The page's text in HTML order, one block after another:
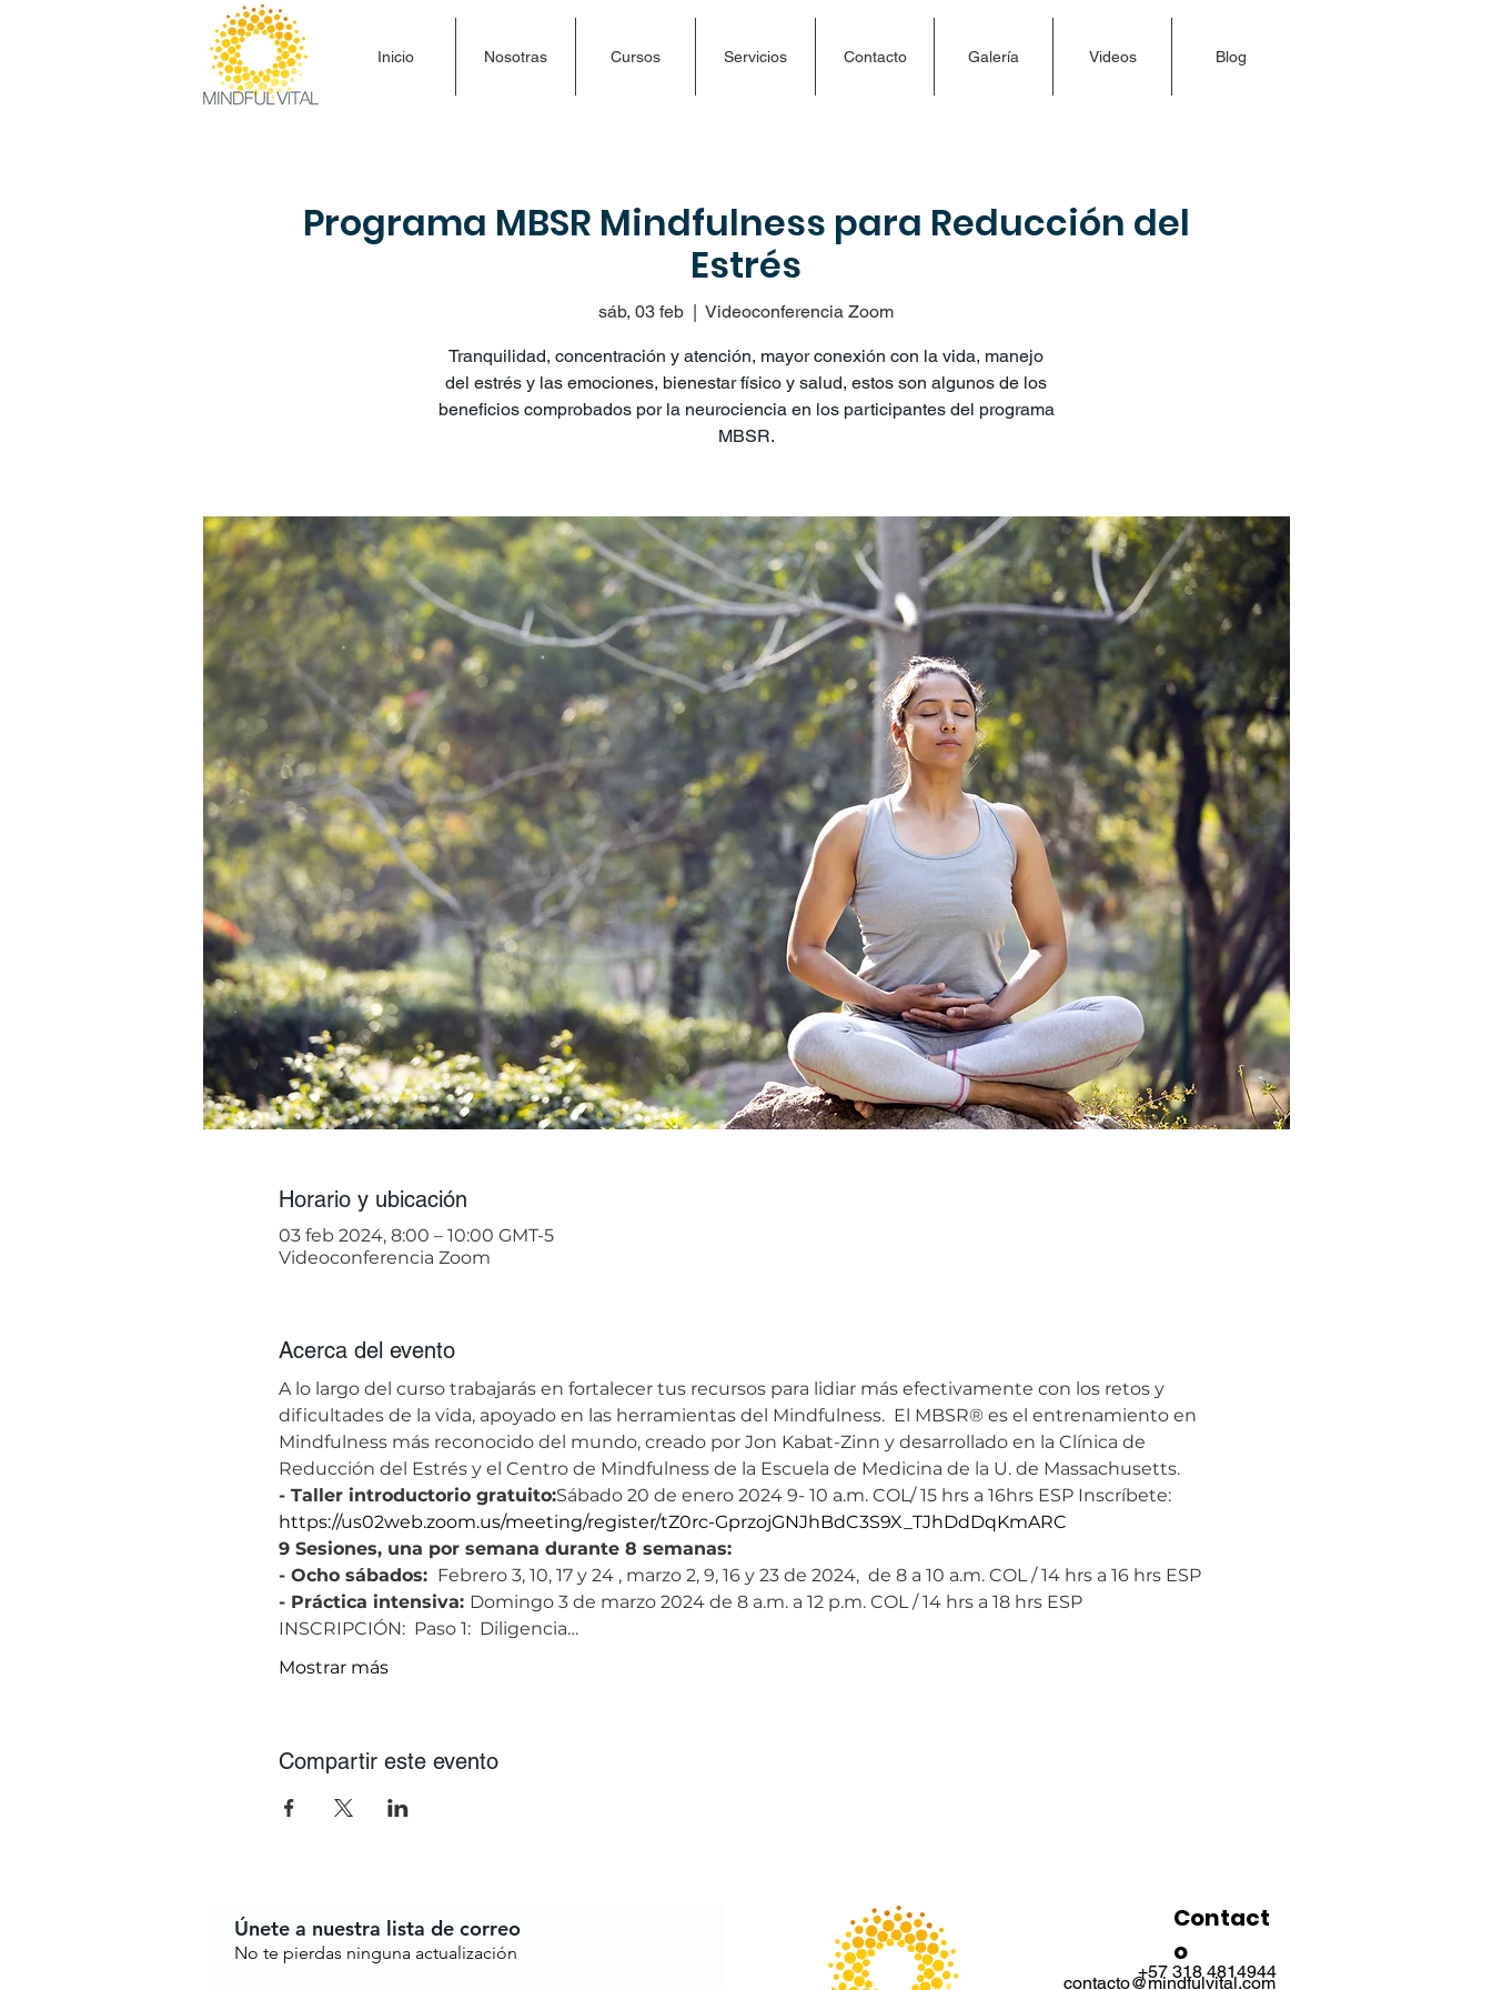
Inicio Nosotras Cursos Servicios Contacto Galería Videos Blog
Programa MBSR Mindfulness para Reducción del
Estrés
sáb, 03 feb
  |
Videoconferencia Zoom
Tranquilidad, concentración y atención, mayor conexión con la vida, manejo
del estrés y las emociones, bienestar físico y salud, estos son algunos de los
beneficios comprobados por la neurociencia en los participantes del programa
MBSR.
Horario y ubicación
03 feb 2024, 8:00 – 10:00 GMT-5
Videoconferencia Zoom
Acerca del evento
A lo largo del curso trabajarás en fortalecer tus recursos para lidiar más efectivamente con los retos y
dificultades de la vida, apoyado en las herramientas del Mindfulness.  El MBSR® es el entrenamiento en
Mindfulness más reconocido del mundo, creado por Jon Kabat-Zinn y desarrollado en la Clínica de
Reducción del Estrés y el Centro de Mindfulness de la Escuela de Medicina de la U. de Massachusetts.
- Taller introductorio gratuito:Sábado 20 de enero 2024 9- 10 a.m. COL/ 15 hrs a 16hrs ESP Inscríbete:
https://us02web.zoom.us/meeting/register/tZ0rc-GprzojGNJhBdC3S9X_TJhDdDqKmARC
9 Sesiones, una por semana durante 8 semanas:
- Ocho sábados: Febrero 3, 10, 17 y 24 , marzo 2, 9, 16 y 23 de 2024,  de 8 a 10 a.m. COL / 14 hrs a 16 hrs ESP
- Práctica intensiva: Domingo 3 de marzo 2024 de 8 a.m. a 12 p.m. COL / 14 hrs a 18 hrs ESP
INSCRIPCIÓN:  Paso 1:  Diligencia…
Mostrar más
Compartir este evento
Únete a nuestra lista de correo
No te pierdas ninguna actualización
Contact
o
+57 318 4814944
contacto@mindfulvital.com